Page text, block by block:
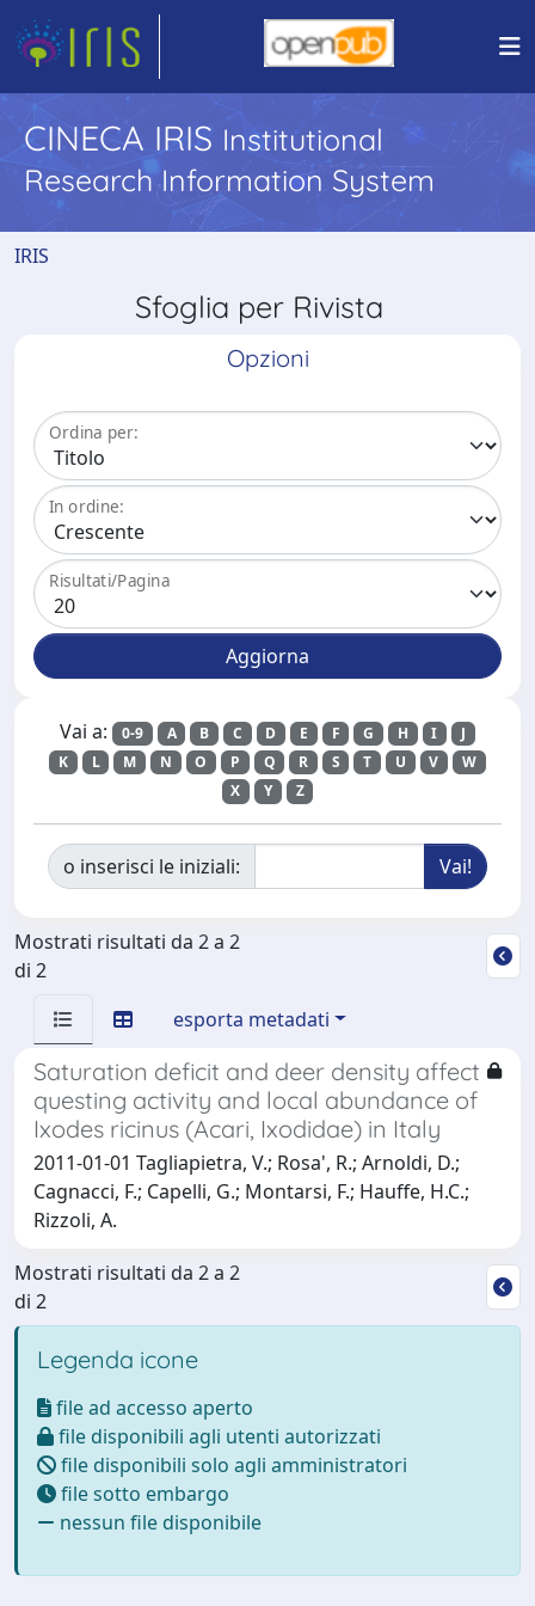
CINECA IRIS Institutional
Research Information System
IRIS
Sfoglia per Rivista
Opzioni
Ordina per:
In ordine:
Risultati/Pagina
Vai a: 0-9 A B C D E F G H I
J
K
L M N O P Q R S T U V
W
X
Y Z
o inserisci le iniziali:
Mostrati risultati da 2 a 2
di 2
esporta metadati
Saturation deficit and deer density affect
questing activity and local abundance of
Ixodes ricinus (Acari, Ixodidae) in Italy
2011-01-01 Tagliapietra, V.; Rosa', R.; Arnoldi, D.;
Cagnacci, F.; Capelli, G.; Montarsi, F.; Hauffe, H.C.;
Rizzoli, A.
Mostrati risultati da 2 a 2
di 2
Legenda icone
file ad accesso aperto
file disponibili agli utenti autorizzati
file disponibili solo agli amministratori
file sotto embargo
nessun file disponibile